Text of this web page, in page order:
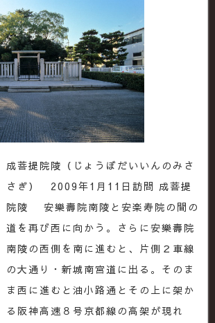
成菩提院陵（じょうぼだいいんのみさ
さぎ） 2009年1月11日訪問 成菩提
院陵 安樂壽院南陵と安楽寿院の間の
道を再び西に向かう。さらに安樂壽院
南陵の西側を南に進むと、片側２車線
の大通り・新城南宮道に出る。そのま
ま西に進むと油小路通とその上に架か
る阪神高速８号京都線の高架が現れ